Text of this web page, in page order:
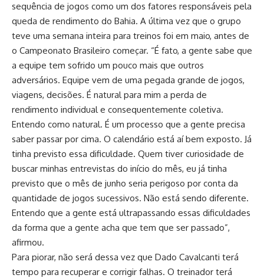
sequência de jogos como um dos fatores responsáveis pela
queda de rendimento do Bahia. A última vez que o grupo
teve uma semana inteira para treinos foi em maio, antes de
o Campeonato Brasileiro começar. “É fato, a gente sabe que
a equipe tem sofrido um pouco mais que outros
adversários. Equipe vem de uma pegada grande de jogos,
viagens, decisões. É natural para mim a perda de
rendimento individual e consequentemente coletiva.
Entendo como natural. É um processo que a gente precisa
saber passar por cima. O calendário está aí bem exposto. Já
tinha previsto essa dificuldade. Quem tiver curiosidade de
buscar minhas entrevistas do início do mês, eu já tinha
previsto que o mês de junho seria perigoso por conta da
quantidade de jogos sucessivos. Não está sendo diferente.
Entendo que a gente está ultrapassando essas dificuldades
da forma que a gente acha que tem que ser passado”,
afirmou.
Para piorar, não será dessa vez que Dado Cavalcanti terá
tempo para recuperar e corrigir falhas. O treinador terá